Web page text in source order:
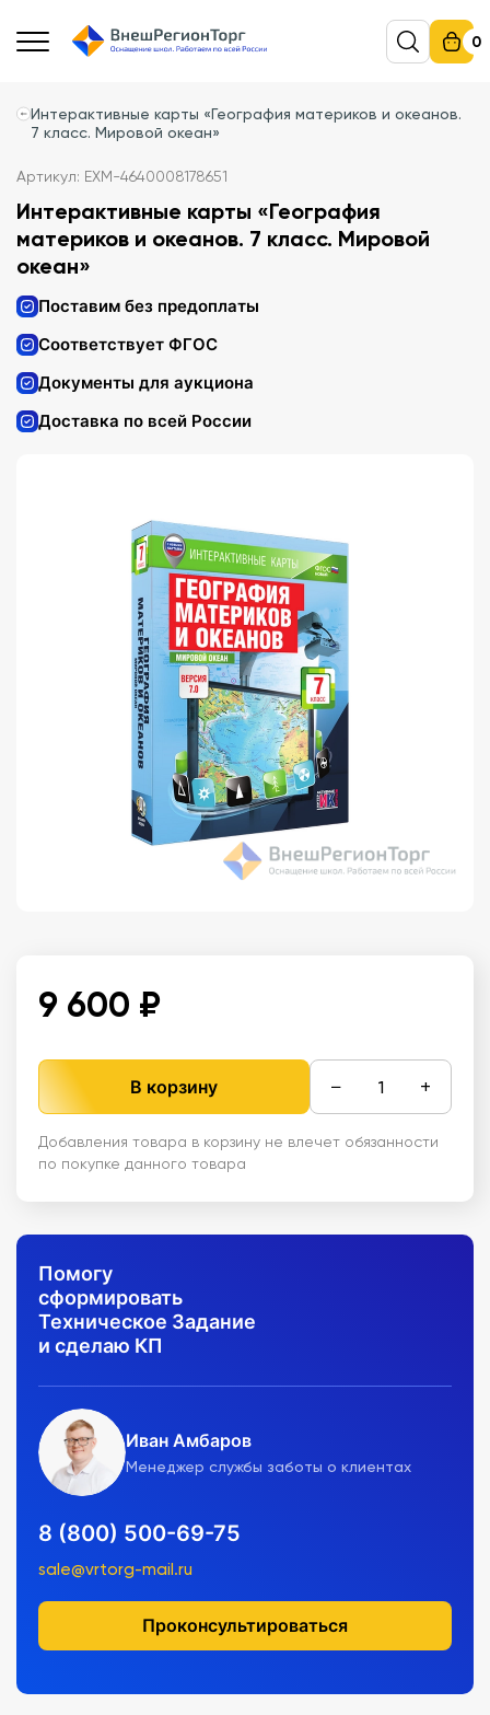
0
Интерактивные карты «География материков и океанов.
7 класс. Мировой океан»
Артикул: EXM-4640008178651
Интерактивные карты «География
материков и океанов. 7 класс. Мировой
океан»
Поставим без предоплаты
Соответствует ФГОС
Документы для аукциона
Доставка по всей России
9 600 ₽
В корзину − +
Добавления товара в корзину не влечет обязанности
по покупке данного товара
Помогу
сформировать
Техническое Задание
и сделаю КП
Иван Амбаров
Менеджер службы заботы о клиентах
8 (800) 500-69-75
sale@vrtorg-mail.ru
Проконсультироваться